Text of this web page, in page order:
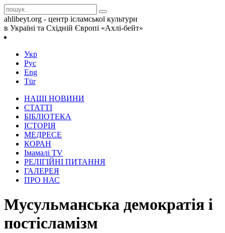
ahlibeyt.org - центр ісламської культури
в Україні та Східній Європі «Ахлі-бейт»
Укр
Рус
Eng
Tür
НАШІ НОВИНИ
СТАТТІ
БІБЛІОТЕКА
ІСТОРІЯ
МЕДРЕСЕ
КОРАН
Iмамалi TV
РЕЛІГІЙНІ ПИТАННЯ
ГАЛЕРЕЯ
ПРО НАС
Мусульманська демократія і
постісламізм